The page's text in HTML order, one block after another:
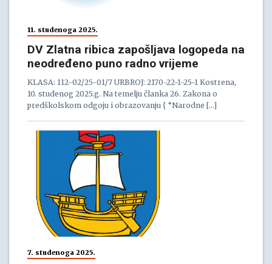
11. studenoga 2025.
DV Zlatna ribica zapošljava logopeda na
neodređeno puno radno vrijeme
KLASA: 112-02/25-01/7 URBROJ: 2170-22-1-25-1 Kostrena,
10. studenog 2025.g. Na temelju članka 26. Zakona o
predškolskom odgoju i obrazovanju { “Narodne […]
7. studenoga 2025.